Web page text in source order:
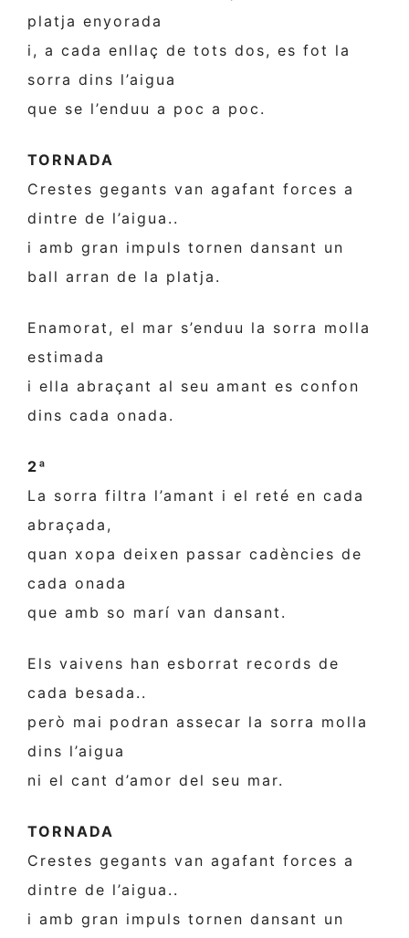
platja enyorada
i, a cada enllaç de tots dos, es fot la
sorra dins l’aigua
que se l’enduu a poc a poc.
TORNADA
Crestes gegants van agafant forces a
dintre de l’aigua..
i amb gran impuls tornen dansant un
ball arran de la platja.
Enamorat, el mar s’enduu la sorra molla
estimada
i ella abraçant al seu amant es confon
dins cada onada.
2ª
La sorra filtra l’amant i el reté en cada
abraçada,
quan xopa deixen passar cadències de
cada onada
que amb so marí van dansant.
Els vaivens han esborrat records de
cada besada..
però mai podran assecar la sorra molla
dins l’aigua
ni el cant d’amor del seu mar.
TORNADA
Crestes gegants van agafant forces a
dintre de l’aigua..
i amb gran impuls tornen dansant un